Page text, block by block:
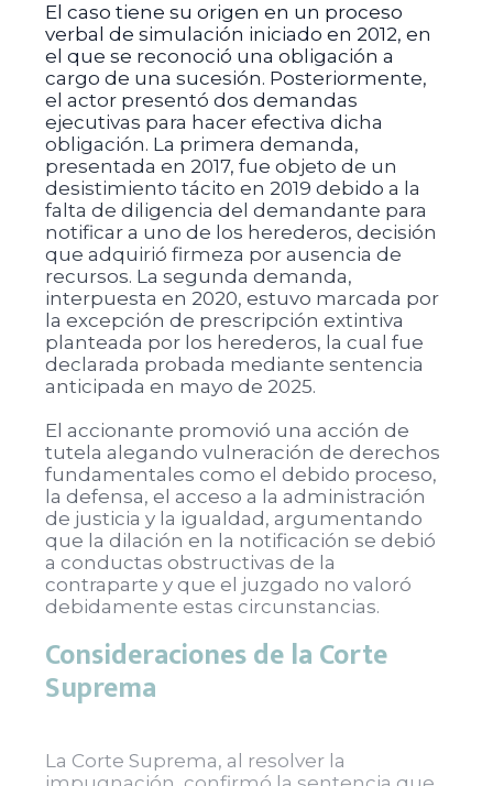
El caso tiene su origen en un proceso
verbal de simulación iniciado en 2012, en
el que se reconoció una obligación a
cargo de una sucesión. Posteriormente,
el actor presentó dos demandas
ejecutivas para hacer efectiva dicha
obligación. La primera demanda,
presentada en 2017, fue objeto de un
desistimiento tácito en 2019 debido a la
falta de diligencia del demandante para
notificar a uno de los herederos, decisión
que adquirió firmeza por ausencia de
recursos. La segunda demanda,
interpuesta en 2020, estuvo marcada por
la excepción de prescripción extintiva
planteada por los herederos, la cual fue
declarada probada mediante sentencia
anticipada en mayo de 2025.
El accionante promovió una acción de
tutela alegando vulneración de derechos
fundamentales como el debido proceso,
la defensa, el acceso a la administración
de justicia y la igualdad, argumentando
que la dilación en la notificación se debió
a conductas obstructivas de la
contraparte y que el juzgado no valoró
debidamente estas circunstancias.
Consideraciones de la Corte
Suprema
La Corte Suprema, al resolver la